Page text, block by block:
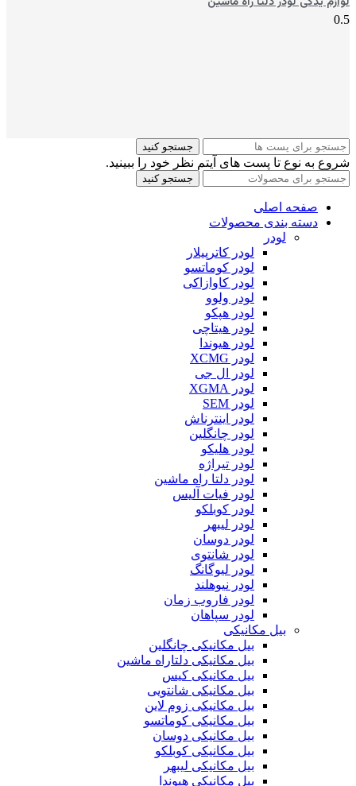
جستجو کنید
شروع به نوع تا پست های آیتم نظر خود را ببینید.
جستجو کنید
صفحه اصلی
دسته بندی محصولات
لودر
لودر کاترپیلار
لودر کوماتسو
لودر کاوازاکی
لودر ولوو
لودر هپکو
لودر هیتاچی
لودر هیوندا
لودر XCMG
لودر ال جی
لودر XGMA
لودر SEM
لودر اینترناش
لودر چانگلین
لودر هلیکو
لودر تیراژه
لودر دلتا راه ماشین
لودر فیات آلیس
لودر کوبلکو
لودر لیبهر
لودر دوسان
لودر شانتوی
لودر لیوگانگ
لودر نیوهلند
لودر فاروب زمان
لودر سپاهان
بیل مکانیکی
بیل مکانیکی چانگلین
بیل مکانیکی دلتاراه ماشین
بیل مکانیکی کیس
بیل مکانیکی شانتویی
بیل مکانیکی زوم لاین
بیل مکانیکی کوماتسو
بیل مکانیکی دوسان
بیل مکانیکی کوبلکو
بیل مکانیکی لیبهر
بیل مکانیکی هیوندا